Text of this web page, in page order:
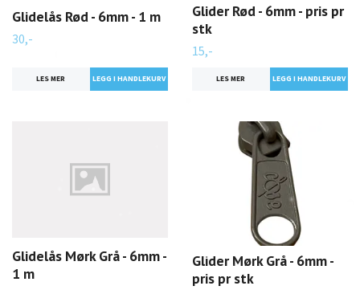
Glidelås Rød - 6mm - 1 m
30,-
LES MER
Glider Rød - 6mm - pris pr
stk
15,-
LES MER
Glidelås Mørk Grå - 6mm -
1 m
Glider Mørk Grå - 6mm -
pris pr stk